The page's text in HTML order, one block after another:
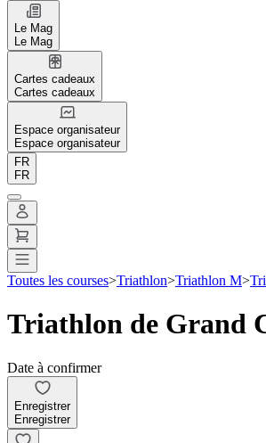
Le Mag
Le Mag
Cartes cadeaux
Cartes cadeaux
Espace organisateur
Espace organisateur
FR
FR
Toutes les courses>Triathlon>Triathlon M>
Triathlon de Grand
Date à confirmer
Enregistrer
Enregistrer